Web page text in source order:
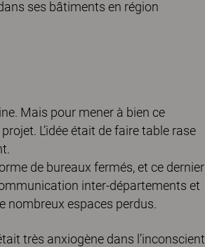
ses bâtiments en région
Mais pour mener à bien ce
L’idée était de faire table rase
de bureaux fermés, et ce dernier
inter-départements et
nombreux espaces perdus.
très anxiogène dans l’inconscient